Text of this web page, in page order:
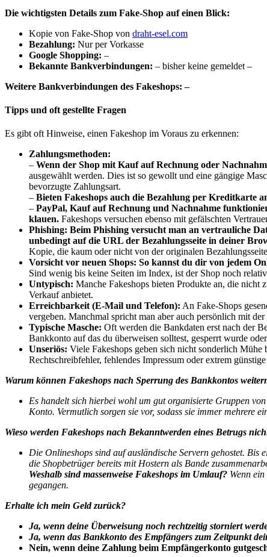
Die wichtigsten Details zum Fake-Shop auf einen Blick:
Kopie von Fake-Shop von draht-esel.com
Bezahlung: Nur per Vorkasse
Google Shopping: –
Bekannte Bankverbindungen: – bisher keine gemeldet –
Weitere Bankverbindungen des Fakeshops: –
Tipps und oft gestellte Fragen
Es gibt oft Hinweise, einen Fakeshop im Voraus zu erkennen:
Zahlungsmethoden:
– Wenn der Shop mit Kauf auf Rechnung oder
ausgewählt werden. Dies ist so gewollt und eine gängige
bevorzugte Zahlungsart.
– Bieten Fakeshops auch die Bezahlung per Kreditkarte
– PayPal, Kauf auf Rechnung und Nachnahme
klauen. Fakeshops versuchen ebenso mit gefälschten
Phishing: Beim Phishing versucht man an vertrauliche
unbedingt auf die URL der Bezahlungsseite in deiner
Kopie, die kaum oder nicht von der originalen
Vorsicht vor neuen Shops: So kannst du dir von jedem
Sind wenig bis keine Seiten im Index, ist der Shop noch
Untypisch: Manche Fakeshops bieten Produkte an, die nicht
Verkauf anbietet.
Erreichbarkeit (E-Mail und Telefon): An Fake-Shops
vergeben. Manchmal spricht man aber auch persönlich mit
Typische Masche: Oft werden die Bankdaten erst nach der
Bankkonto auf das du überweisen solltest, gesperrt wurde
Unseriös: Viele Fakeshops geben sich nicht sonderlich
Rechtschreibfehler, fehlendes Impressum oder extrem günstige
Warum können Fakeshops nach Sperrung des Bankkontos
Es handelt sich hierbei wohl um gut organisierte Gruppen
Konto. Vermutlich sorgen sie vor, sodass sie immer mehrere
Wieso werden Fakeshops nach Bekanntwerden eines Betrugs
Die Onlineshops sind auf ausländische Servern gehostet. Bis
die Shopbetrüger bereits mit Hostern als Bande
Weshalb sind massenweise Fakeshops im Umlauf? Wenn
gegangen.
Erhalte ich mein Geld zurück?
Ja, wenn deine Überweisung noch rechtzeitig storniert
Ja, wenn das Bankkonto des Empfängers zum Zeitpunkt
Nein, wenn deine Zahlung beim Empfängerkonto